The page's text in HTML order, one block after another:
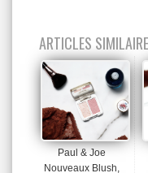
ARTICLES
Paul & Joe
Nouveaux Blush,